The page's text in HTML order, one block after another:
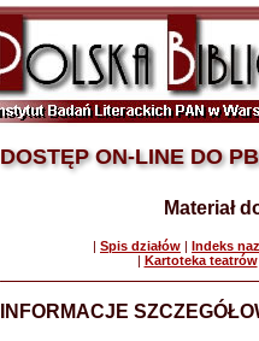
DOSTĘP ON-LINE DO
Materiał
| Spis działów | Indeks
| Kartoteka teatrów
INFORMACJE